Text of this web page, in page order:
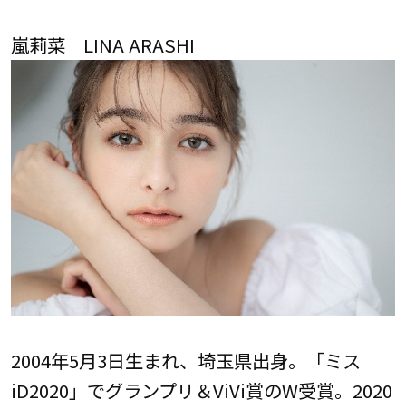
嵐莉菜 LINA ARASHI
2004年5月3日生まれ、埼玉県出身。「ミス
iD2020」でグランプリ＆ViVi賞のW受賞。2020